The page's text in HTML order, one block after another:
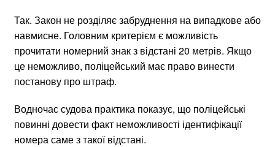
Так. Закон не розділяє забруднення на випадкове або
навмисне. Головним критерієм є можливість
прочитати номерний знак з відстані 20 метрів. Якщо
це неможливо, поліцейський має право винести
постанову про штраф.
Водночас судова практика показує, що поліцейські
повинні довести факт неможливості ідентифікації
номера саме з такої відстані.